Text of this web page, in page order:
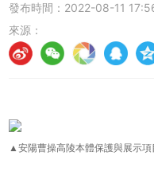
發布時間： 2022-08-11
來源：
▲安陽曹操高陵本體保護與展示項